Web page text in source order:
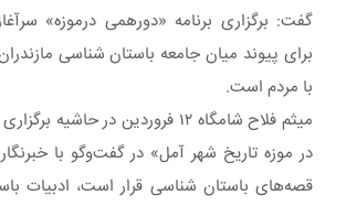
گفت: برگزاری برنامه «دورهمی درموزه»
برای پیوند میان جامعه باستان شناسی
با مردم است.
میثم فلاح شامگاه ۱۲ فروردین در
در موزه تاریخ شهر آمل» در گفت‌وگو با خبرنگار
قصه‌های باستان شناسی قرار است، ادبیات